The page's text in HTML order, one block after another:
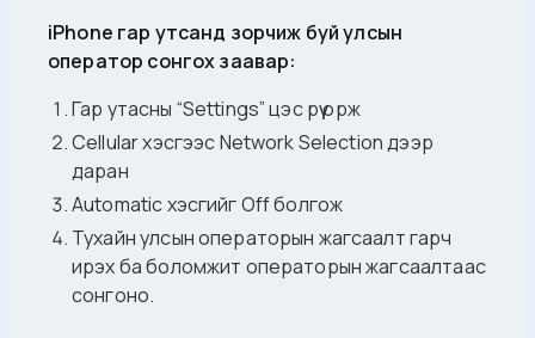
iPhone гар утсанд зорчиж буй улсын
оператор сонгох заавар:
Гар утасны “Settings” цэс рүү орж
Cellular хэсгээс Network Selection дээр
даран
Automatic хэсгийг Off болгож
Тухайн улсын операторын жагсаалт гарч
ирэх ба боломжит операторын жагсаалтаас
сонгоно.